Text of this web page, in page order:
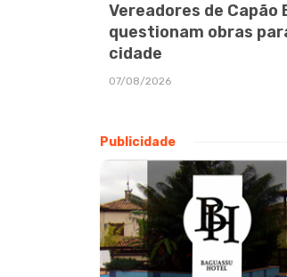
Vereadores de Capão
questionam obras
cidade
07/08/2026
Publicidade